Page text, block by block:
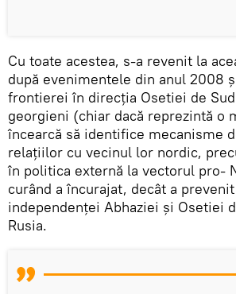
Cu toate acestea, s-a revenit la
după evenimentele din anul 2008
frontierei în direcția Osetiei de
georgieni (chiar dacă reprezintă o
încearcă să identifice mecanisme
relațiilor cu vecinul lor nordic,
în politica externă la vectorul pro-
curând a încurajat, decât a
independenței Abhaziei și Osetiei
Rusia.